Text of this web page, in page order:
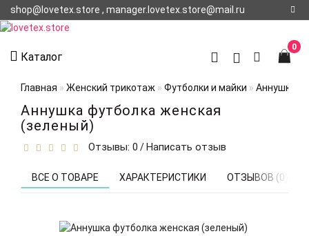
shop@lovetex.store , manager.lovetex.store@mail.ru
Каталог
0
Главная Женский трикотаж Футболки и майки Аннушка
Аннушка футболка женская
(зеленый)
Отзывы: 0 /Написать отзыв
ВСЕ О ТОВАРЕ ХАРАКТЕРИСТИКИ ОТЗЫВОВ (0)